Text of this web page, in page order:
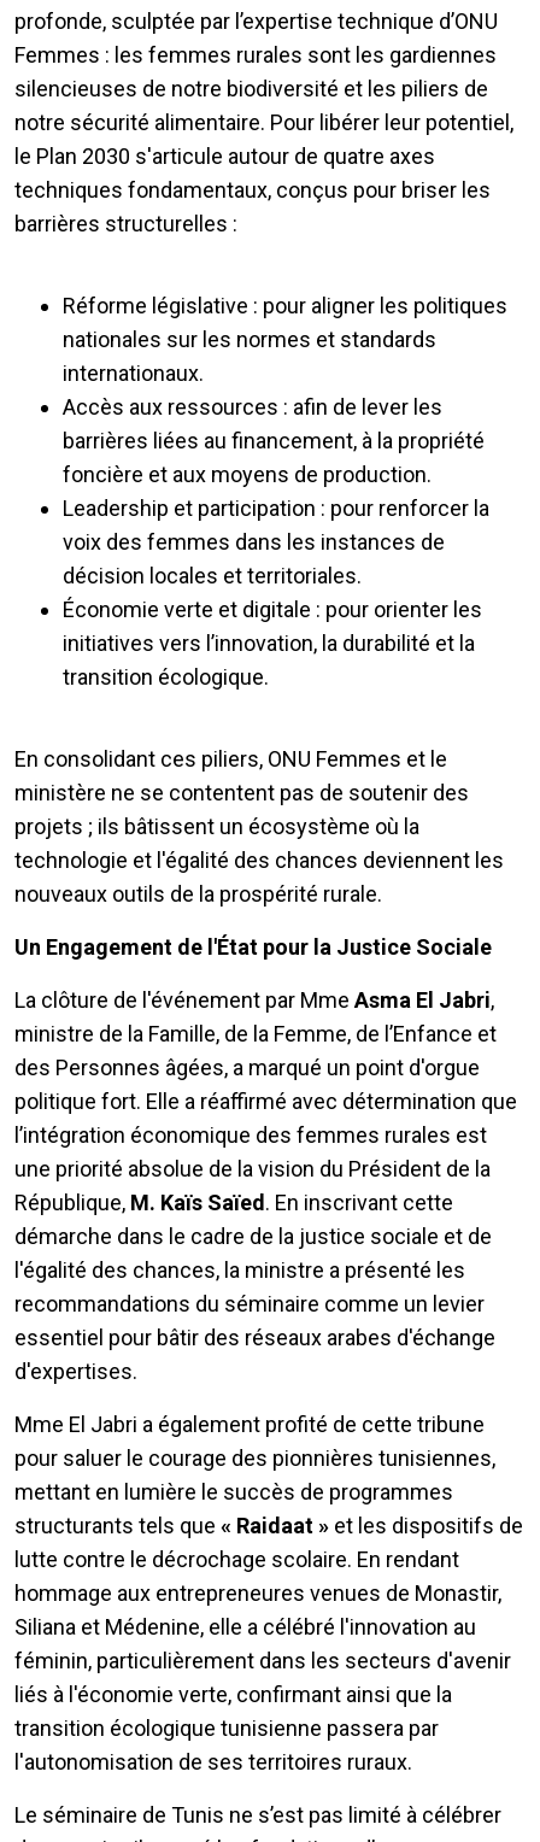
profonde, sculptée par l’expertise technique d’ONU
Femmes : les femmes rurales sont les gardiennes
silencieuses de notre biodiversité et les piliers de
notre sécurité alimentaire. Pour libérer leur potentiel,
le Plan 2030 s'articule autour de quatre axes
techniques fondamentaux, conçus pour briser les
barrières structurelles :
Réforme législative : pour aligner les politiques
nationales sur les normes et standards
internationaux.
Accès aux ressources : afin de lever les
barrières liées au financement, à la propriété
foncière et aux moyens de production.
Leadership et participation : pour renforcer la
voix des femmes dans les instances de
décision locales et territoriales.
Économie verte et digitale : pour orienter les
initiatives vers l’innovation, la durabilité et la
transition écologique.
En consolidant ces piliers, ONU Femmes et le
ministère ne se contentent pas de soutenir des
projets ; ils bâtissent un écosystème où la
technologie et l'égalité des chances deviennent les
nouveaux outils de la prospérité rurale.
Un Engagement de l'État pour la Justice Sociale
La clôture de l'événement par Mme Asma El Jabri,
ministre de la Famille, de la Femme, de l’Enfance et
des Personnes âgées, a marqué un point d'orgue
politique fort. Elle a réaffirmé avec détermination que
l’intégration économique des femmes rurales est
une priorité absolue de la vision du Président de la
République, M. Kaïs Saïed. En inscrivant cette
démarche dans le cadre de la justice sociale et de
l'égalité des chances, la ministre a présenté les
recommandations du séminaire comme un levier
essentiel pour bâtir des réseaux arabes d'échange
d'expertises.
Mme El Jabri a également profité de cette tribune
pour saluer le courage des pionnières tunisiennes,
mettant en lumière le succès de programmes
structurants tels que « Raidaat » et les dispositifs de
lutte contre le décrochage scolaire. En rendant
hommage aux entrepreneures venues de Monastir,
Siliana et Médenine, elle a célébré l'innovation au
féminin, particulièrement dans les secteurs d'avenir
liés à l'économie verte, confirmant ainsi que la
transition écologique tunisienne passera par
l'autonomisation de ses territoires ruraux.
Le séminaire de Tunis ne s’est pas limité à célébrer